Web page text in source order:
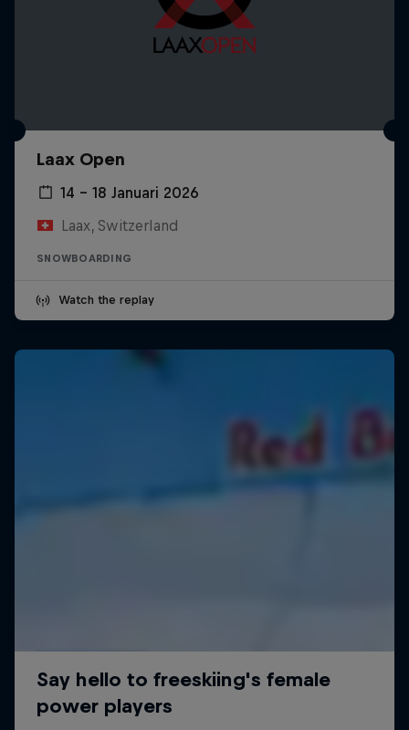
Laax Open
14 – 18 Januari 2026
Laax, Switzerland
SNOWBOARDING
Watch the replay